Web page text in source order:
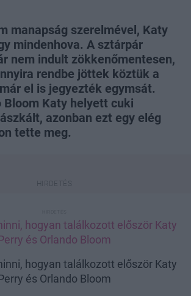
manapság szerelmével, Katy
mindenhova. A sztárpár
nem indult zökkenőmentesen,
rendbe jöttek köztük a
el is jegyezték egymsát.
Bloom Katy helyett cuki
azonban ezt egy elég
tette meg.
hogyan találkozott először Katy
és Orlando Bloom
hogyan találkozott először Katy
és Orlando Bloom